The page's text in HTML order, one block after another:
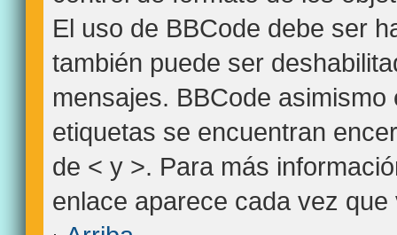
El uso de BBCode debe ser
también puede ser
mensajes. BBCode
etiquetas se encuentran
de < y >. Para más
enlace aparece cada vez